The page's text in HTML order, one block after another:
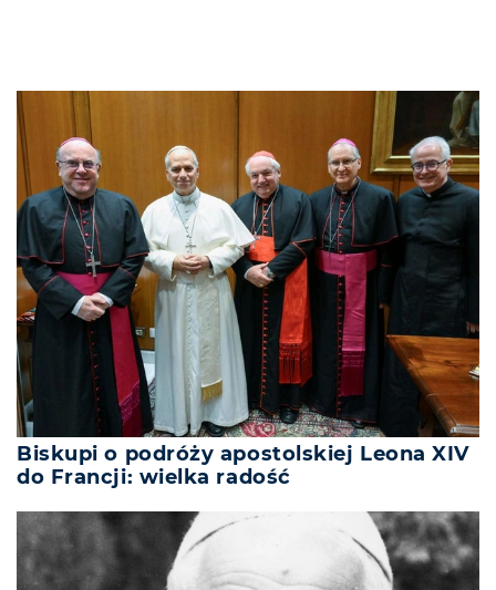
Biskupi o podróży apostolskiej Leona XIV
do Francji: wielka radość